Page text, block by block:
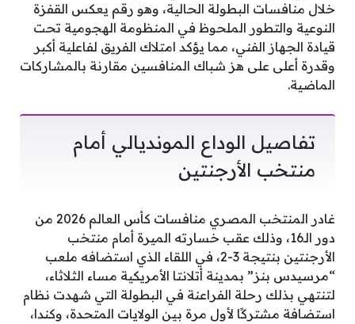
خلال منافسات البطولة الحالية، وهو رقم يعكس القفزة
النوعية والتطور الملحوظ في المنظومة الهجومية تحت
قيادة الجهاز الفني، مما يؤكد امتلاك الفريق لفاعلية أكبر
وقدرة أعلى على هز شباك المنافسين مقارنة بالمشاركات
الماضية.
تفاصيل الوداع المونديالي أمام
منتخب الأرجنتين
غادر المنتخب المصري منافسات كأس العالم 2026 من
دور الـ16، وذلك عقب خسارته الميرة أمام منتخب
الأرجنتين بنتيجة 3-2، في اللقاء الذي استضافه ملعب
“مرسيدس بنز” بمدينة أتلانتا الأمريكية مساء الثلاثاء،
لتنتهي بذلك رحلة الفراعنة في البطولة التي شهدت نظام
استضافة مشتركًا لأول مرة بين الولايات المتحدة، وكندا،